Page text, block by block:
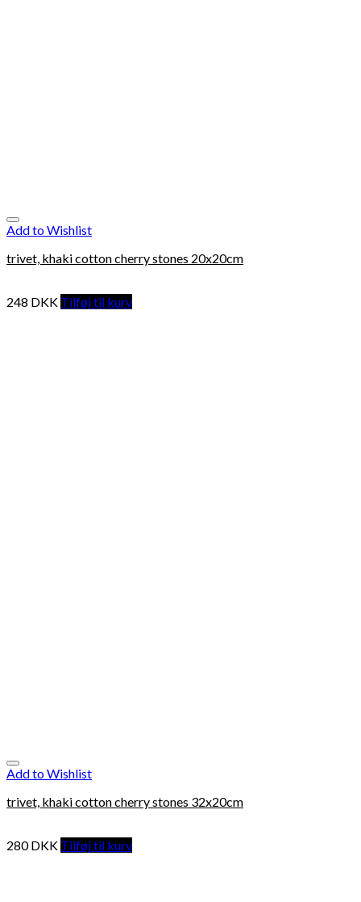
Add to Wishlist
trivet, khaki cotton cherry stones 20x20cm
248 DKK Tilføj til kurv
Add to Wishlist
trivet, khaki cotton cherry stones 32x20cm
280DKK Tilføj til kurv